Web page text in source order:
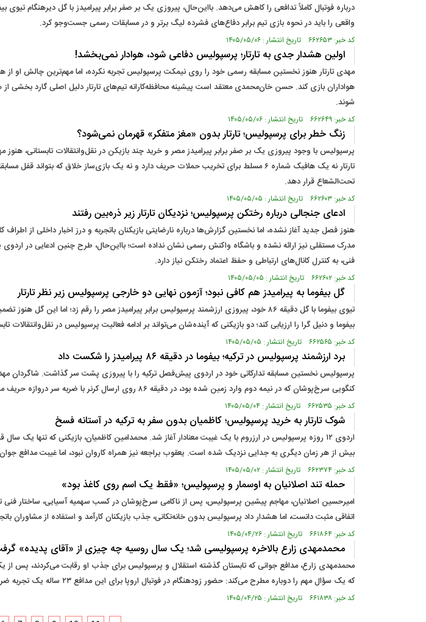
درباره فوتبال کاملاً تدافعی را کاهش می‌دهد. بااین‌حال، پیروزی یک بر صفر برابر پیرامیدز با گل دیرهنگام
واقعی را باید در نحوه بازی تیم برابر دفاع‌های فشرده لیگ برتر و در مسابقات رسمی جست‌وجو کرد.
کد خبر: ۶۶۲۶۵۳ تاریخ انتشار : ۱۴۰۵/۰۵/۰۶
اولین هشدار جدی به تارتار؛ پرسپولیس دفاعی شود، هوادار نمی‌بخشد!
مهدی تارتار هنوز نخستین مسابقه رسمی خود را روی نیمکت پرسپولیس تجربه نکرده، اما مهم‌ترین چالش او
هواداران بازی کند. حسن خان‌محمدی معتقد است پیشینه محافظه‌کارانه تیم‌های تارتار دلیل اصلی گارد بخشی
شوند.
کد خبر: ۶۶۲۶۴۹ تاریخ انتشار : ۱۴۰۵/۰۵/۰۶
زنگ خطر برای پرسپولیس؛ تارتار بدون «مغز متفکر» قهرمان نمی‌شود؟
پرسپولیس با وجود پیروزی یک بر صفر برابر پیرامیدز مصر و خرید چند بازیکن در نقل‌وانتقالات تابستانی،
تارتار نه یک هافبک شماره ۶ مسلط برای تخریب حملات حریف دارد و نه یک بازی‌ساز خلاق که
تحت‌الشعاع قرار دهد.
کد خبر: ۶۶۲۶۰۳ تاریخ انتشار : ۱۴۰۵/۰۵/۰۵
ادعای جنجالی درباره رختکن پرسپولیس؛ نزدیکان تارتار زیر ذره‌بین رفتند
هنوز فصل جدید آغاز نشده، اما نخستین گزارش‌ها درباره نارضایتی بازیکنان باتجربه و درز اخبار داخلی از
مدرک مستقلی نیز ارائه نشده و باشگاه واکنش رسمی نشان نداده است؛ بااین‌حال، طرح چنین ادعایی
فنی، به کنترل کانال‌های ارتباطی و حفظ اعتماد رختکن نیاز دارد.
کد خبر: ۶۶۲۶۰۲ تاریخ انتشار : ۱۴۰۵/۰۵/۰۵
گل بیفوما به پیرامیدز هم کافی نبود؛ آزمون نهایی دو خارجی پرسپولیس زیر نظر تارتار
تیوی بیفوما با گل دقیقه ۸۶ خود، پیروزی ارزشمند پرسپولیس برابر پیرامیدز مصر را رقم زد؛
بیفوما و دنیل گرا را ارزیابی کند؛ دو بازیکنی که آینده‌شان می‌تواند بر ادامه فعالیت پرسپولیس در نقل‌وانتقالات
کد خبر: ۶۶۲۵۶۵ تاریخ انتشار : ۱۴۰۵/۰۵/۰۵
برد ارزشمند پرسپولیس در ترکیه؛ بیفوما در دقیقه ۸۶ پیرامیدز را شکست داد
پرسپولیس نخستین مسابقه تدارکاتی خود در اردوی پیش‌فصل ترکیه را با پیروزی پشت سر گذاشت. شاگردان
کنگویی سرخ‌پوشان که در نیمه دوم وارد زمین شده بود، در دقیقه ۸۶ روی ارسال کرنر با ضربه سر دروازه حریف مصری را باز کرد تا اردوی پرسپولیس با یک نتیجه امیدوارکننده آغاز شود.
کد خبر: ۶۶۲۵۳۵ تاریخ انتشار : ۱۴۰۵/۰۵/۰۴
شوک تارتار به خرید پرسپولیس؛ کاظمیان بدون سفر به ترکیه در آستانه فسخ
اردوی ۱۲ روزه پرسپولیس در ارزروم با یک غیبت معنادار آغاز شد. محمدامین کاظمیان، بازیکنی که تنها
بیش از هر زمان دیگری به جدایی نزدیک شده است. یعقوب براجعه نیز همراه کاروان نبود، اما غیبت مدافع
کد خبر: ۶۶۲۳۷۴ تاریخ انتشار : ۱۴۰۵/۰۵/۰۲
حمله تند اصلانیان به اوسمار و پرسپولیس؛ «فقط یک اسم روی کاغذ بود»
امیرحسین اصلانیان، مهاجم پیشین پرسپولیس، پس از ناکامی سرخ‌پوشان در کسب سهمیه آسیایی، ساختار فنی
اتفاقی مثبت دانست، اما هشدار داد پرسپولیس بدون خانه‌تکانی، جذب بازیکنان کارآمد و استفاده از مشاوران
کد خبر: ۶۶۱۸۶۴ تاریخ انتشار : ۱۴۰۵/۰۴/۲۶
محمدمهدی زارع بالاخره پرسپولیسی شد؛ یک سال روسیه چه چیزی از «آقای پدیده»
محمدمهدی زارع، مدافع جوانی که تابستان گذشته استقلال و پرسپولیس برای جذب او رقابت می‌کردند، پس
که یک سؤال مهم را دوباره مطرح می‌کند: حضور زودهنگام در فوتبال اروپا برای این مدافع ۲۳ ساله یک تجربه ضروری بود یا وقفه‌ای پرهزینه که شانس حضورش در جام جهانی ۲۰۲۶ را کاهش داد؟
کد خبر: ۶۶۱۸۳۸ تاریخ انتشار : ۱۴۰۵/۰۴/۲۵